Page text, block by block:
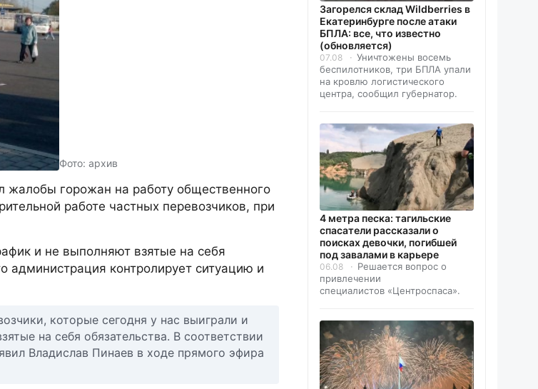
Фото: архив
жалобы горожан на работу общественного
работе частных перевозчиков, при
и не выполняют взятые на себя
администрация контролирует ситуацию и
которые сегодня у нас выиграли и
на себя обязательства. В соответствии
Владислав Пинаев в ходе прямого эфира
Загорелся склад Wildberries в
Екатеринбурге после атаки
БПЛА: все, что известно
(обновляется)
07.08
Уничтожены восемь
беспилотников, три БПЛА упали
на кровлю логистического
центра, сообщил губернатор.
4 метра песка: тагильские
спасатели рассказали о
поисках девочки, погибшей
под завалами в карьере
06.08
Решается вопрос о
привлечении
специалистов «Центроспаса».